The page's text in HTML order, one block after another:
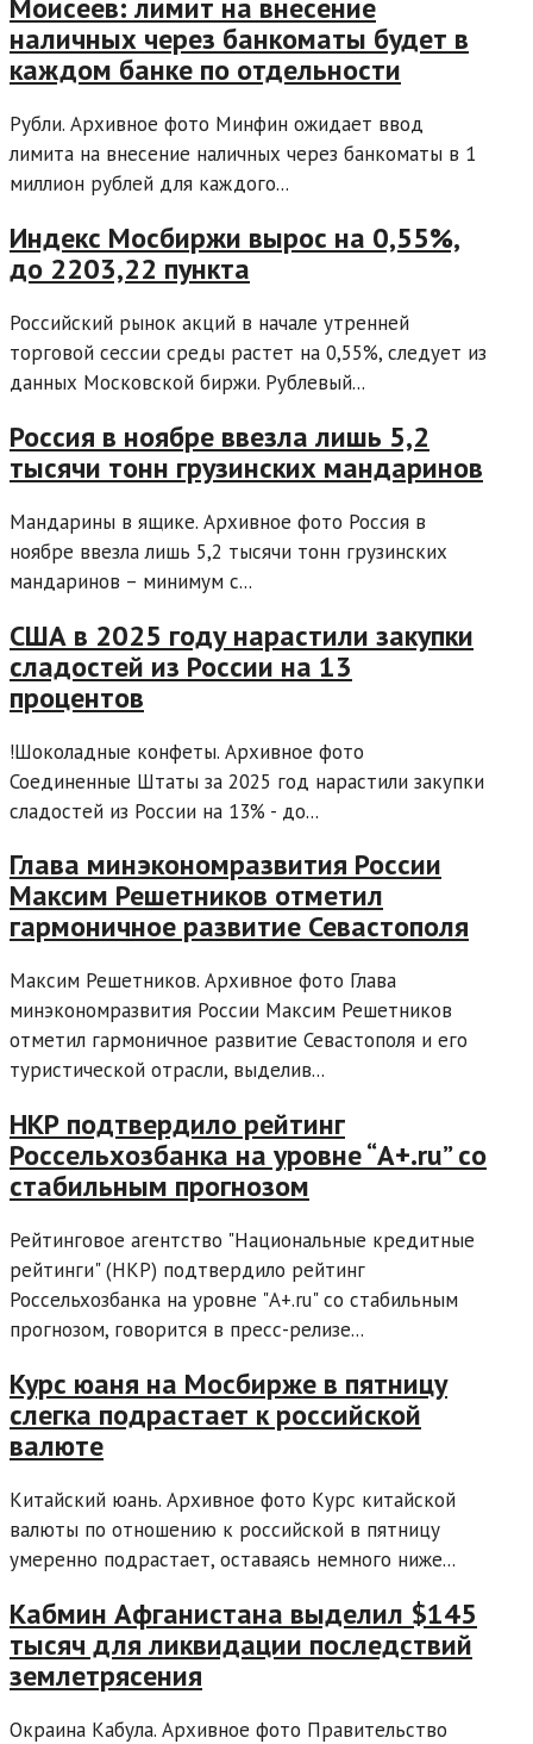
Моисеев: лимит на внесение
наличных через банкоматы будет в
каждом банке по отдельности
Рубли. Архивное фото Минфин ожидает ввод
лимита на внесение наличных через банкоматы в 1
миллион рублей для каждого...
Индекс Мосбиржи вырос на 0,55%,
до 2203,22 пункта
Российский рынок акций в начале утренней
торговой сессии среды растет на 0,55%, следует из
данных Московской биржи. Рублевый...
Россия в ноябре ввезла лишь 5,2
тысячи тонн грузинских мандаринов
Мандарины в ящике. Архивное фото Россия в
ноябре ввезла лишь 5,2 тысячи тонн грузинских
мандаринов – минимум с...
США в 2025 году нарастили закупки
сладостей из России на 13
процентов
!Шоколадные конфеты. Архивное фото
Соединенные Штаты за 2025 год нарастили закупки
сладостей из России на 13% - до...
Глава минэкономразвития России
Максим Решетников отметил
гармоничное развитие Севастополя
Максим Решетников. Архивное фото Глава
минэкономразвития России Максим Решетников
отметил гармоничное развитие Севастополя и его
туристической отрасли, выделив...
НКР подтвердило рейтинг
Россельхозбанка на уровне “A+.ru” со
стабильным прогнозом
Рейтинговое агентство "Национальные кредитные
рейтинги" (НКР) подтвердило рейтинг
Россельхозбанка на уровне "A+.ru" со стабильным
прогнозом, говорится в пресс-релизе...
Курс юаня на Мосбирже в пятницу
слегка подрастает к российской
валюте
Китайский юань. Архивное фото Курс китайской
валюты по отношению к российской в пятницу
умеренно подрастает, оставаясь немного ниже...
Кабмин Афганистана выделил $145
тысяч для ликвидации последствий
землетрясения
Окраина Кабула. Архивное фото Правительство